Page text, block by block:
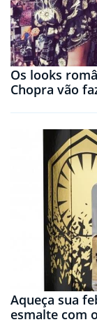
Os looks
Chopra vão
Aqueça sua
esmalte com